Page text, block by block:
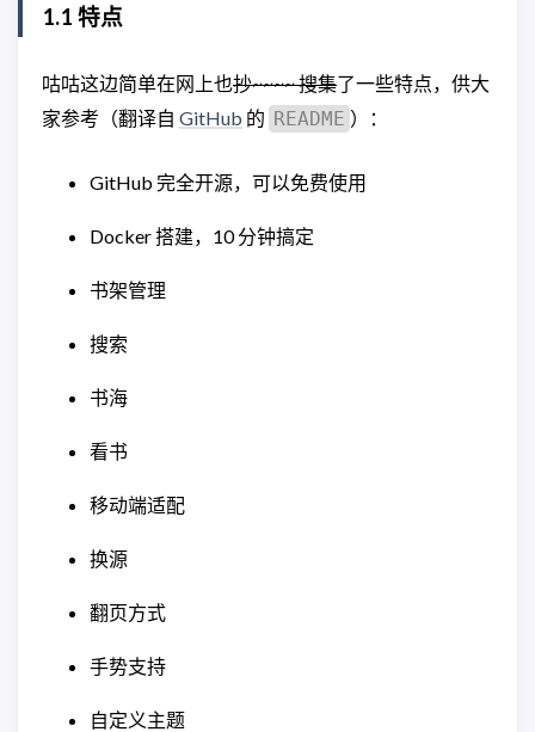
1.1 特点
咕咕这边简单在网上也抄~~~~ 搜集了一些特点，供大
家参考（翻译自 GitHub 的 README ）：
GitHub 完全开源，可以免费使用
Docker 搭建，10 分钟搞定
书架管理
搜索
书海
看书
移动端适配
换源
翻页方式
手势支持
自定义主题